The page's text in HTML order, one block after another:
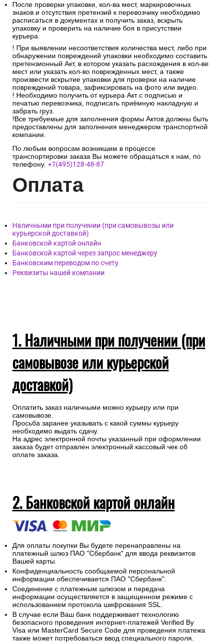
После проверки упаковки, кол-ва мест, маркировочных
знаков и отсутствия претензий к перевозчику необходимо
расписаться в документах и получить заказ, вскрыть
упаковку и проверить на наличие боя в присутствии
курьера.
! При выявлении несоответствия количества мест, либо при
обнаружении повреждений упаковки необходимо составить
претензионный Акт, в котором указать расхождения в кол-ве
мест или указать кол-во поврежденных мест, а также
произвести вскрытие упаковки для проверки на наличие
повреждений товара, зафиксировать на фото или видео.
! Необходимо получить от курьера Акт с подписью и
печатью перевозчика, подписать приёмную накладную и
забрать груз.
!Все требуемые для заполнения формы Актов должны быть
предоставлены для заполнения менеджером транспортной
компании.
По любым вопросам возникшим в процессе
транспортировки заказа Вы можете обращаться к нам, по
телефону. +7(495)128-48-87
Оплата
Наличными при получении (при самовывозы или
курьерской доставкой)
Банковской картой онлайн
Банковской картой через запрос менеджеру
Банковским переводом по счету
Реквизиты нашей компании
1. Наличными при получении (при
самовывозе или курьерской
доставкой)
Оплатить заказ наличными можно курьеру или при
самовывозе.
Просьба заранее указывать с какой суммы курьеру
необходимо выдать сдачу.
На адрес электронной почты указанный при оформлении
заказа будет отправлен электронный кассовый чек об
оплате заказа.
2. Банковской картой онлайн
Для оплаты покупки Вы будете перенаправлены на
платежный шлюз ПАО "Сбербанк" для ввода реквизитов
Вашей карты.
Конфиденциальность сообщаемой персональной
информации обеспечивается ПАО "Сбербанк".
Соединение с платежным шлюзом и передача
информации осуществляется в защищенном режиме с
использованием протокола шифрования SSL.
В случае если Ваш банк поддерживает технологию
безопасного проведения интернет-платежей Verified By
Visa или MasterCard Secure Code для проведения платежа
также может потребоваться ввод специального пароля.